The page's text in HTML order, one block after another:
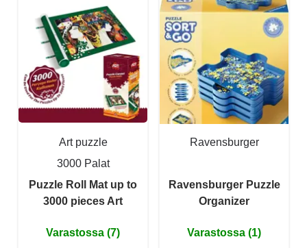
Art puzzle
3000 Palat
Puzzle Roll Mat up to
3000 pieces Art
Varastossa (7)
Ravensburger
Ravensburger Puzzle
Organizer
Varastossa (1)